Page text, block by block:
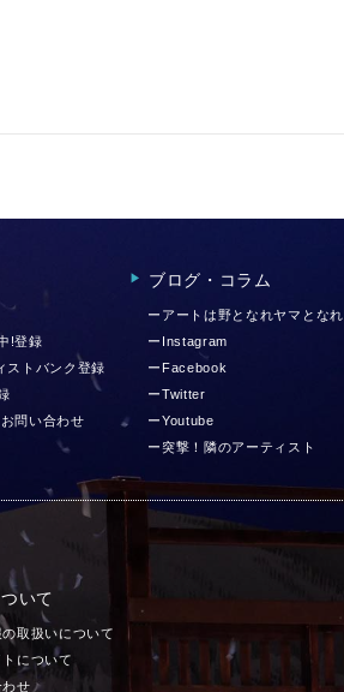
!登録
ストバンク登録
問い合わせ
▶︎ ブログ・コラム
ーアートは野となれヤマとなれ
ーInstagram
ーFacebook
ーTwitter
ーYoutube
ー突撃！隣のアーティスト
いて
取扱いについて
について
わせ